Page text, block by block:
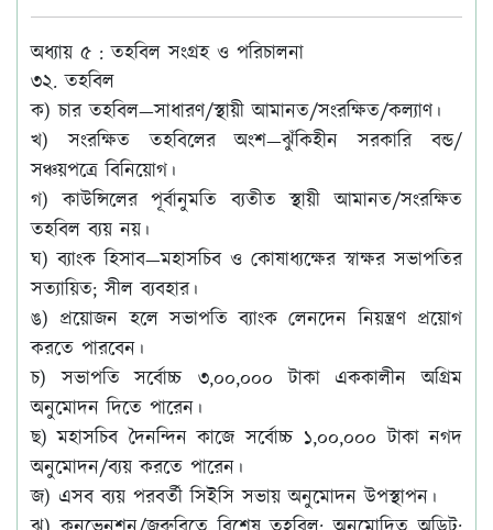
অধ্যায় ৫ : তহবিল সংগ্রহ ও পরিচালনা
৩২. তহবিল
ক) চার তহবিল—সাধারণ/স্থায়ী আমানত/সংরক্ষিত/কল্যাণ।
খ) সংরক্ষিত তহবিলের অংশ—ঝুঁকিহীন সরকারি বন্ড/
সঞ্চয়পত্রে বিনিয়োগ।
গ) কাউন্সিলের পূর্বানুমতি ব্যতীত স্থায়ী আমানত/সংরক্ষিত
তহবিল ব্যয় নয়।
ঘ) ব্যাংক হিসাব—মহাসচিব ও কোষাধ্যক্ষের স্বাক্ষর সভাপতির
সত্যায়িত; সীল ব্যবহার।
ঙ) প্রয়োজন হলে সভাপতি ব্যাংক লেনদেন নিয়ন্ত্রণ প্রয়োগ
করতে পারবেন।
চ) সভাপতি সর্বোচ্চ ৩,০০,০০০ টাকা এককালীন অগ্রিম
অনুমোদন দিতে পারেন।
ছ) মহাসচিব দৈনন্দিন কাজে সর্বোচ্চ ১,০০,০০০ টাকা নগদ
অনুমোদন/ব্যয় করতে পারেন।
জ) এসব ব্যয় পরবর্তী সিইসি সভায় অনুমোদন উপস্থাপন।